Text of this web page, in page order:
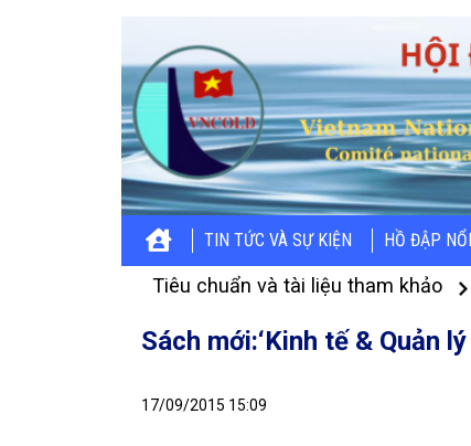
TIN TỨC VÀ SỰ KIỆN HỒ ĐẬP
Tiêu chuẩn và tài liệu tham khảo
Sách mới:‘Kinh tế & Quản
17/09/2015 15:09